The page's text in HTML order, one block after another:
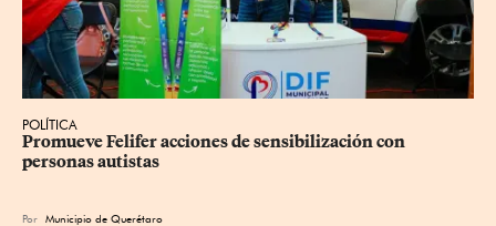
POLÍTICA
Promueve Felifer acciones de sensibilización con
personas autistas
Por Municipio de Querétaro